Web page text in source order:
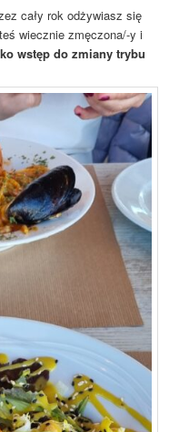
cały rok odżywiasz się
wiecznie zmęczona/-y i
wstęp do zmiany trybu